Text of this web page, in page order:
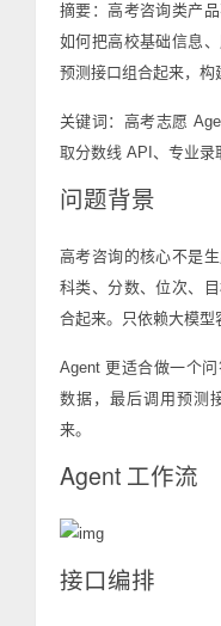
摘要：高考咨询类产
如何把高校基础信息
预测接口组合起来，构
关键词：高考志愿
取分数线 API、专业录
问题背景
高考咨询的核心不是
科类、分数、位次、
合起来。只依赖大模型
Agent 更适合做一个
数据，最后调用预测
来。
Agent 工作流
接口编排